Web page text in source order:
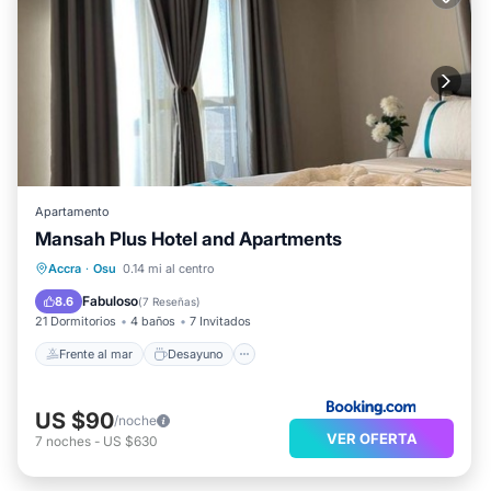
Apartamento
Mansah Plus Hotel and Apartments
Accra · Osu 0.14 mi al centro
8.6 Fabuloso(7 Reseñas)
21 Dormitorios 4 baños 7 Invitados
Frente al mar Desayuno
Frente al mar
Aparcamiento
US $90/noche
7 noches - US $630 VER OFERTA